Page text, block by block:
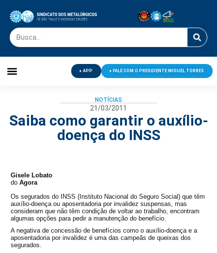
APP FALE COM O PRESIDENTE MIGUEL TORRES
NOTÍCIAS
21/03/2011
Saiba como garantir o auxílio-
doença do INSS
Gisele Lobato
doAgora
Os segurados do INSS (Instituto Nacional do Seguro Social) que têm
auxílio-doença ou aposentadoria por invalidez suspensas, mas
consideram que não têm condição de voltar ao trabalho, encontram
algumas opções para pedir a manutenção do benefício.
A negativa de concessão de benefícios como o auxílio-doença e a
aposentadoria por invalidez é uma das campeãs de queixas dos
segurados.